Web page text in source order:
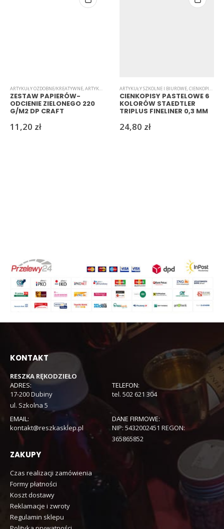
ARTYKUŁY OZDOBNE/KREATYWNE,ARTYKUŁY SZKOLNE I BIUROWE ,BLOKI,PAPIER,PAPIERY/
ZESTAW PAPIERÓW-
ODCIENIE ZIELONEGO 220
G/M2 DP CRAFT
11,20 zł
ARTYKUŁY SZKOLNE I BIUROWE,CIENKOPISY
CIENKOPISY PASTELOWE 6
KOLORÓW STAEDTLER
TRIPLUS FINELINER 0,3 MM
24,80 zł
KONTAKT
RESZKA RĘKODZIEŁO
ADRES:
17-200 Dubiny
ul. Szkolna 5
TELEFON:
tel. 502 621 304
EMAIL:
kontakt@reszkasklep.pl
DANE FIRMOWE:
NIP: 5432002451 REGON:
365865852
ZAKUPY
Czas realizacji zamówienia
Formy płatności
Koszt dostawy
Reklamacje i zwroty
Regulamin sklepu